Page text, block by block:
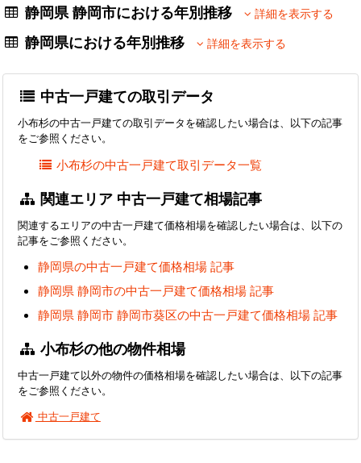
静岡県 静岡市における年別推移 詳細を表示する
静岡県における年別推移 詳細を表示する
中古一戸建ての取引データ
小布杉の中古一戸建ての取引データを確認したい場合は、以下の記事
をご参照ください。
小布杉の中古一戸建て取引データ一覧
関連エリア 中古一戸建て相場記事
関連するエリアの中古一戸建て価格相場を確認したい場合は、以下の
記事をご参照ください。
静岡県の中古一戸建て価格相場 記事
静岡県 静岡市の中古一戸建て価格相場 記事
静岡県 静岡市 静岡市葵区の中古一戸建て価格相場 記事
小布杉の他の物件相場
中古一戸建て以外の物件の価格相場を確認したい場合は、以下の記事
をご参照ください。
中古一戸建て